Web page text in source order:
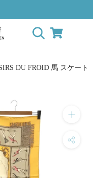
DU FROID 馬 スケート